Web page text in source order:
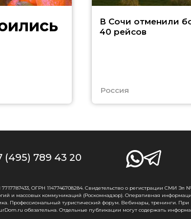
В Сочи отменили
40 рейсов
Россия
(495) 789 43 20
ОГРН 1147746708284. Свидетельство о регистрации СМИ Эл №
и массовых коммуникаций (Роскомнадзор). Оперативная
Профессиональный туристический форум. Вебинары, тренинги. При
обязательна. Отдельные публикации могут содержать